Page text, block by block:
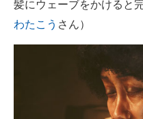
髪にウェーブをかけると
わたこう さん）